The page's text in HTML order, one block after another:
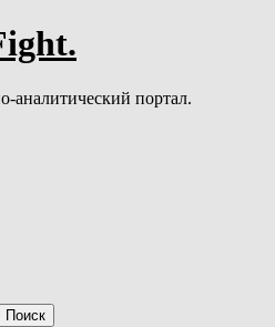
аналитический портал.